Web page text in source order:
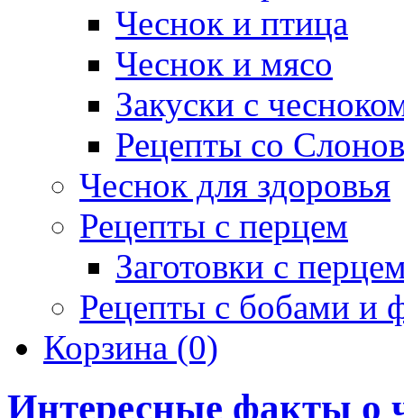
Чеснок и птица
Чеснок и мясо
Закуски с
Рецепты со
Чеснок для здоровья
Рецепты с перцем
Заготовки с
Рецепты с бобами и
Корзина (0)
Интересные факты о